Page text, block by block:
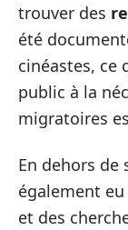
trouver des
été
cinéastes, ce
public à la
migratoires
En dehors de
également
et des